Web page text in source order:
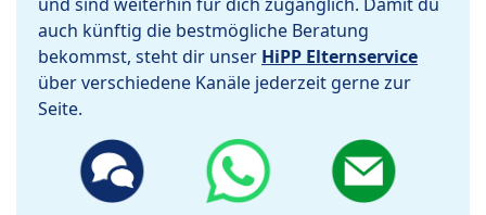
auch künftig die bestmögliche Beratung
bekommst, steht dir unser HiPP Elternservice
über verschiedene Kanäle jederzeit gerne zur
Seite.